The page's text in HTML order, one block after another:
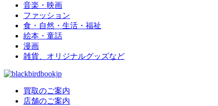
音楽・映画
ファッション
食・自然・生活・福祉
絵本・童話
漫画
雑貨、オリジナルグッズなど
買取のご案内
店舗のご案内